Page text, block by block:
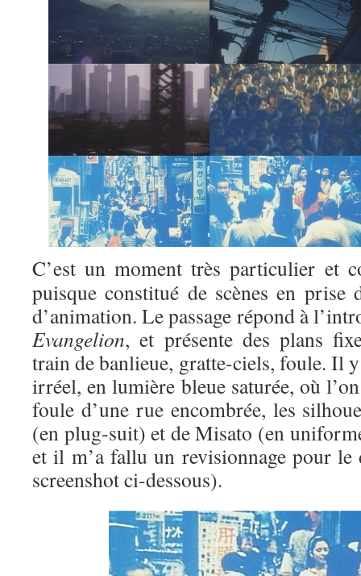
C’est un moment très particulier et
puisque constitué de scènes en prise
d’animation. Le passage répond à
Evangelion, et présente des plans
train de banlieue, gratte-ciels, foule. Il
irréel, en lumière bleue saturée, où
foule d’une rue encombrée, les
(en plug-suit) et de Misato (en
et il m’a fallu un revisionnage pour
screenshot ci-dessous).